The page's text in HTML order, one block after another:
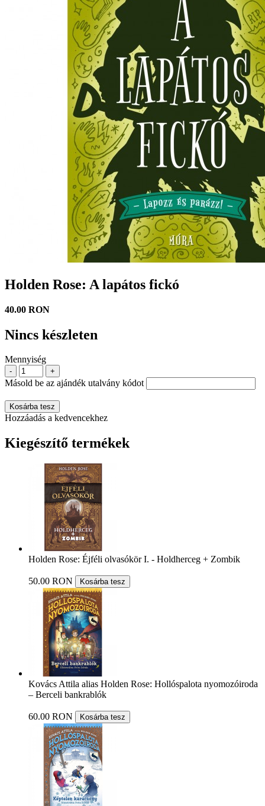
Holden Rose: A lapátos fickó
40.00 RON
Nincs készleten
Mennyiség
- +
Másold be az ajándék utalvány kódot
Kosárba tesz
Hozzáadás a kedvencekhez
Kiegészítő termékek
Holden Rose: Éjféli olvasókör I. - Holdherceg + Zombik
50.00 RON Kosárba tesz
Kovács Attila alias Holden Rose: Hollóspalota nyomozóiroda
– Berceli bankrablók
60.00 RON Kosárba tesz